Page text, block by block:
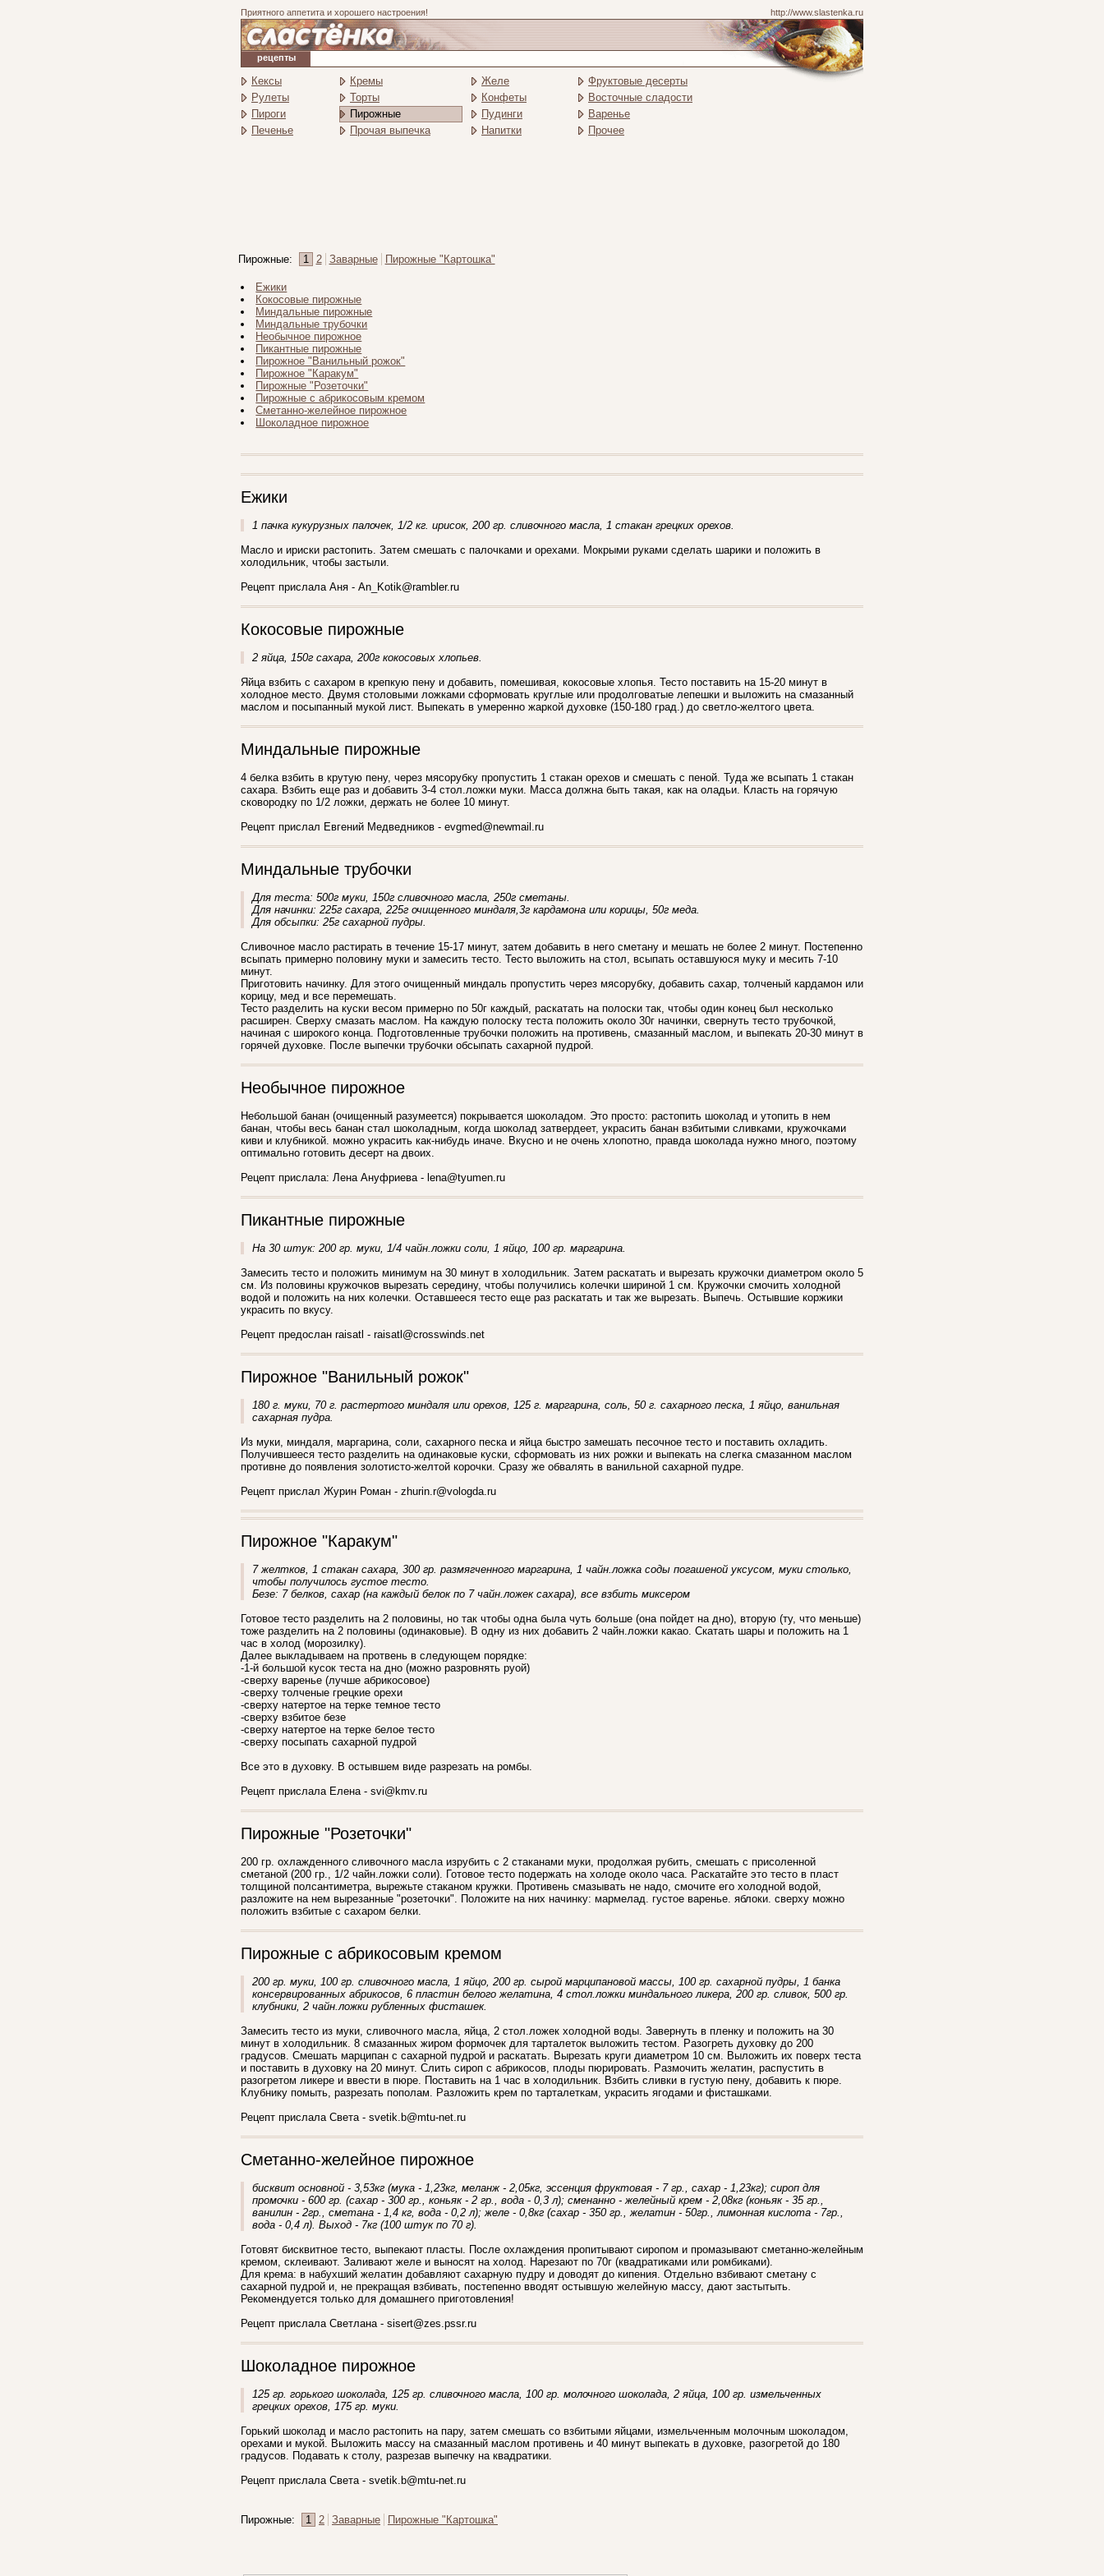
Приятного аппетита и хорошего настроения! http://www.slastenka.ru
рецепты
Кексы
Рулеты
Пироги
Печенье
Кремы
Торты
Пирожные
Прочая выпечка
Желе
Конфеты
Пудинги
Напитки
Фруктовые десерты
Восточные сладости
Варенье
Прочее
Пирожные: 1 2 Заварные Пирожные "Картошка"
Ежики
Кокосовые пирожные
Миндальные пирожные
Миндальные трубочки
Необычное пирожное
Пикантные пирожные
Пирожное "Ванильный рожок"
Пирожное "Каракум"
Пирожные "Розеточки"
Пирожные с абрикосовым кремом
Сметанно-желейное пирожное
Шоколадное пирожное
Ежики
1 пачка кукурузных палочек, 1/2 кг. ирисок, 200 гр. сливочного масла, 1 стакан грецких орехов.
Масло и ириски растопить. Затем смешать с палочками и орехами. Мокрыми руками сделать шарики и положить в
холодильник, чтобы застыли.
Рецепт прислала Аня - An_Kotik@rambler.ru
Кокосовые пирожные
2 яйца, 150г сахара, 200г кокосовых хлопьев.
Яйца взбить с сахаром в крепкую пену и добавить, помешивая, кокосовые хлопья. Тесто поставить на 15-20 минут в
холодное место. Двумя столовыми ложками сформовать круглые или продолговатые лепешки и выложить на смазанный
маслом и посыпанный мукой лист. Выпекать в умеренно жаркой духовке (150-180 град.) до светло-желтого цвета.
Миндальные пирожные
4 белка взбить в крутую пену, через мясорубку пропустить 1 стакан орехов и смешать с пеной. Туда же всыпать 1 стакан
сахара. Взбить еще раз и добавить 3-4 стол.ложки муки. Масса должна быть такая, как на оладьи. Класть на горячую
сковородку по 1/2 ложки, держать не более 10 минут.
Рецепт прислал Евгений Медведников - evgmed@newmail.ru
Миндальные трубочки
Для теста: 500г муки, 150г сливочного масла, 250г сметаны.
Для начинки: 225г сахара, 225г очищенного миндаля,3г кардамона или корицы, 50г меда.
Для обсыпки: 25г сахарной пудры.
Сливочное масло растирать в течение 15-17 минут, затем добавить в него сметану и мешать не более 2 минут. Постепенно
всыпать примерно половину муки и замесить тесто. Тесто выложить на стол, всыпать оставшуюся муку и месить 7-10
минут.
Приготовить начинку. Для этого очищенный миндаль пропустить через мясорубку, добавить сахар, толченый кардамон или
корицу, мед и все перемешать.
Тесто разделить на куски весом примерно по 50г каждый, раскатать на полоски так, чтобы один конец был несколько
расширен. Сверху смазать маслом. На каждую полоску теста положить около 30г начинки, свернуть тесто трубочкой,
начиная с широкого конца. Подготовленные трубочки положить на противень, смазанный маслом, и выпекать 20-30 минут в
горячей духовке. После выпечки трубочки обсыпать сахарной пудрой.
Необычное пирожное
Небольшой банан (очищенный разумеется) покрывается шоколадом. Это просто: растопить шоколад и утопить в нем
банан, чтобы весь банан стал шоколадным, когда шоколад затвердеет, украсить банан взбитыми сливками, кружочками
киви и клубникой. можно украсить как-нибудь иначе. Вкусно и не очень хлопотно, правда шоколада нужно много, поэтому
оптимально готовить десерт на двоих.
Рецепт прислала: Лена Ануфриева - lena@tyumen.ru
Пикантные пирожные
На 30 штук: 200 гр. муки, 1/4 чайн.ложки соли, 1 яйцо, 100 гр. маргарина.
Замесить тесто и положить минимум на 30 минут в холодильник. Затем раскатать и вырезать кружочки диаметром около 5
см. Из половины кружочков вырезать середину, чтобы получились колечки шириной 1 см. Кружочки смочить холодной
водой и положить на них колечки. Оставшееся тесто еще раз раскатать и так же вырезать. Выпечь. Остывшие коржики
украсить по вкусу.
Рецепт предослан raisatl - raisatl@crosswinds.net
Пирожное "Ванильный рожок"
180 г. муки, 70 г. растертого миндаля или орехов, 125 г. маргарина, соль, 50 г. сахарного песка, 1 яйцо, ванильная
сахарная пудра.
Из муки, миндаля, маргарина, соли, сахарного песка и яйца быстро замешать песочное тесто и поставить охладить.
Получившееся тесто разделить на одинаковые куски, сформовать из них рожки и выпекать на слегка смазанном маслом
противне до появления золотисто-желтой корочки. Сразу же обвалять в ванильной сахарной пудре.
Рецепт прислал Журин Роман - zhurin.r@vologda.ru
Пирожное "Каракум"
7 желтков, 1 стакан сахара, 300 гр. размягченного маргарина, 1 чайн.ложка соды погашеной уксусом, муки столько,
чтобы получилось густое тесто.
Безе: 7 белков, сахар (на каждый белок по 7 чайн.ложек сахара), все взбить миксером
Готовое тесто разделить на 2 половины, но так чтобы одна была чуть больше (она пойдет на дно), вторую (ту, что меньше)
тоже разделить на 2 половины (одинаковые). В одну из них добавить 2 чайн.ложки какао. Скатать шары и положить на 1
час в холод (морозилку).
Далее выкладываем на протвень в следующем порядке:
-1-й большой кусок теста на дно (можно разровнять руой)
-сверху варенье (лучше абрикосовое)
-сверху толченые грецкие орехи
-сверху натертое на терке темное тесто
-сверху взбитое безе
-сверху натертое на терке белое тесто
-сверху посыпать сахарной пудрой
Все это в духовку. В остывшем виде разрезать на ромбы.
Рецепт прислала Елена - svi@kmv.ru
Пирожные "Розеточки"
200 гр. охлажденного сливочного масла изрубить с 2 стаканами муки, продолжая рубить, смешать с присоленной
сметаной (200 гр., 1/2 чайн.ложки соли). Готовое тесто подержать на холоде около часа. Раскатайте это тесто в пласт
толщиной полсантиметра, вырежьте стаканом кружки. Противень смазывать не надо, смочите его холодной водой,
разложите на нем вырезанные "розеточки". Положите на них начинку: мармелад. густое варенье. яблоки. сверху можно
положить взбитые с сахаром белки.
Пирожные с абрикосовым кремом
200 гр. муки, 100 гр. сливочного масла, 1 яйцо, 200 гр. сырой марципановой массы, 100 гр. сахарной пудры, 1 банка
консервированных абрикосов, 6 пластин белого желатина, 4 стол.ложки миндального ликера, 200 гр. сливок, 500 гр.
клубники, 2 чайн.ложки рубленных фисташек.
Замесить тесто из муки, сливочного масла, яйца, 2 стол.ложек холодной воды. Завернуть в пленку и положить на 30
минут в холодильник. 8 смазанных жиром формочек для тарталеток выложить тестом. Разогреть духовку до 200
градусов. Смешать марципан с сахарной пудрой и раскатать. Вырезать круги диаметром 10 см. Выложить их поверх теста
и поставить в духовку на 20 минут. Слить сироп с абрикосов, плоды пюрировать. Размочить желатин, распустить в
разогретом ликере и ввести в пюре. Поставить на 1 час в холодильник. Взбить сливки в густую пену, добавить к пюре.
Клубнику помыть, разрезать пополам. Разложить крем по тарталеткам, украсить ягодами и фисташками.
Рецепт прислала Света - svetik.b@mtu-net.ru
Сметанно-желейное пирожное
бисквит основной - 3,53кг (мука - 1,23кг, меланж - 2,05кг, эссенция фруктовая - 7 гр., сахар - 1,23кг); cироп для
промочки - 600 гр. (сахар - 300 гр., коньяк - 2 гр., вода - 0,3 л); сменанно - желейный крем - 2,08кг (коньяк - 35 гр.,
ванилин - 2гр., сметана - 1,4 кг, вода - 0,2 л); желе - 0,8кг (сахар - 350 гр., желатин - 50гр., лимонная кислота - 7гр.,
вода - 0,4 л). Выход - 7кг (100 штук по 70 г).
Готовят бисквитное тесто, выпекают пласты. После охлаждения пропитывают сиропом и промазывают сметанно-желейным
кремом, склеивают. Заливают желе и выносят на холод. Нарезают по 70г (квадратиками или ромбиками).
Для крема: в набухший желатин добавляют сахарную пудру и доводят до кипения. Отдельно взбивают сметану с
сахарной пудрой и, не прекращая взбивать, постепенно вводят остывшую желейную массу, дают застытыть.
Рекомендуется только для домашнего приготовления!
Рецепт прислала Светлана - sisert@zes.pssr.ru
Шоколадное пирожное
125 гр. горького шоколада, 125 гр. сливочного масла, 100 гр. молочного шоколада, 2 яйца, 100 гр. измельченных
грецких орехов, 175 гр. муки.
Горький шоколад и масло растопить на пару, затем смешать со взбитыми яйцами, измельченным молочным шоколадом,
орехами и мукой. Выложить массу на смазанный маслом противень и 40 минут выпекать в духовке, разогретой до 180
градусов. Подавать к столу, разрезав выпечку на квадратики.
Рецепт прислала Света - svetik.b@mtu-net.ru
Пирожные: 1 2 Заварные Пирожные "Картошка"